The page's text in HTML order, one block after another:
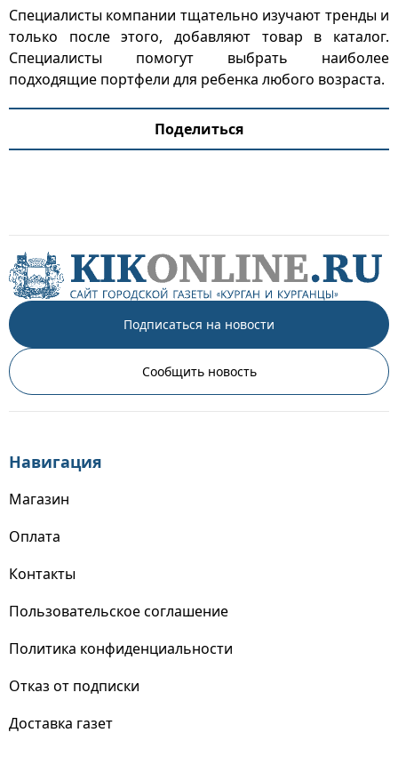
Специалисты компании тщательно изучают тренды и
только после этого, добавляют товар в каталог.
Специалисты помогут выбрать наиболее
подходящие портфели для ребенка любого возраста.
Поделиться
Подписаться на новости
Сообщить новость
Навигация
Магазин
Оплата
Контакты
Пользовательское соглашение
Политика конфиденциальности
Отказ от подписки
Доставка газет